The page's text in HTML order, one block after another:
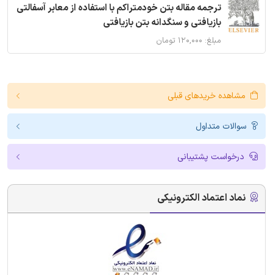
ترجمه مقاله بتن خودمتراکم با استفاده از معابر آسفالتی
بازیافتی و سنگدانه بتن بازیافتی
مبلغ: ۱۲۰,۰۰۰ تومان
مشاهده خریدهای قبلی
سوالات متداول
درخواست پشتیبانی
نماد اعتماد الکترونیکی